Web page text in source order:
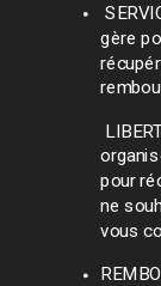
gère
pour
ne
vous